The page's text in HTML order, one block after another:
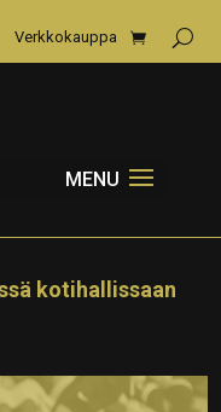
Verkkokauppa
kotihallissaan